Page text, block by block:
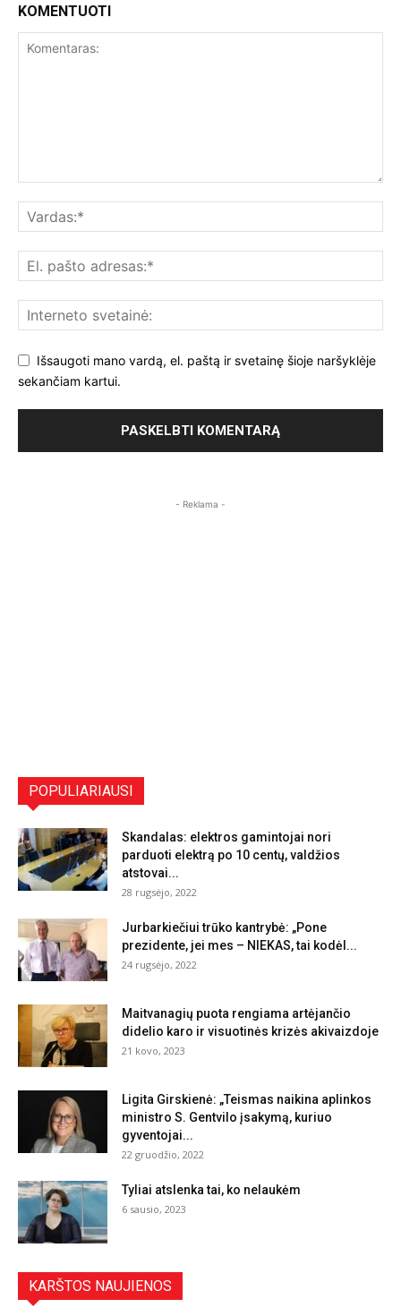
KOMENTUOTI
Išsaugoti mano vardą, el. paštą ir svetainę šioje naršyklėje
sekančiam kartui.
- Reklama -
POPULIARIAUSI
Skandalas: elektros gamintojai nori
parduoti elektrą po 10 centų, valdžios
atstovai...
28 rugsėjo, 2022
Jurbarkiečiui trūko kantrybė: „Pone
prezidente, jei mes – NIEKAS, tai kodėl...
24 rugsėjo, 2022
Maitvanagių puota rengiama artėjančio
didelio karo ir visuotinės krizės akivaizdoje
21 kovo, 2023
Ligita Girskienė: „Teismas naikina aplinkos
ministro S. Gentvilo įsakymą, kuriuo
gyventojai...
22 gruodžio, 2022
Tyliai atslenka tai, ko nelaukėm
6 sausio, 2023
KARŠTOS NAUJIENOS